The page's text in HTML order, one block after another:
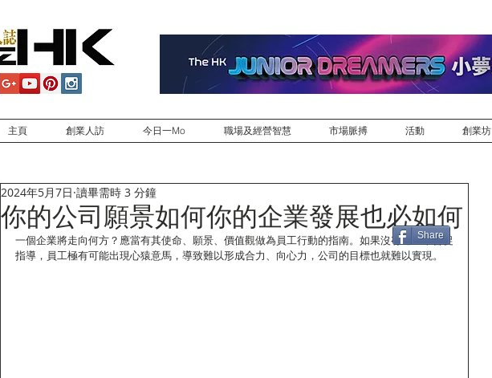
主頁 創業人訪 今日一Mo 職場及經營智慧 市場脈搏 活動 創業坊
你的公司願景如何你的企業發展也必如何
2024年5月7日 讀畢需時 3 分鐘
一個企業將走向何方？應當有其使命、願景、價值觀做為員工行動的指南。如果沒有這些來督促
指導，員工極有可能出現心猿意馬，導致難以形成合力、向心力，公司的目標也就難以實現。
Share